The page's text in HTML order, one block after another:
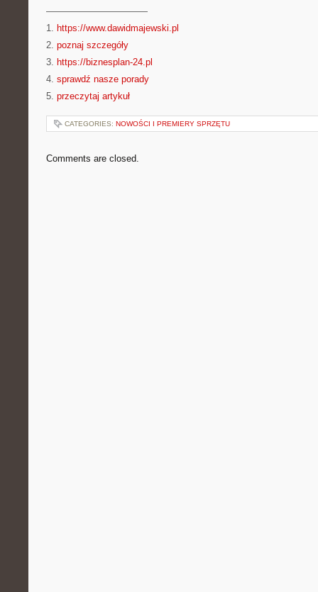
———————————
1. https://www.dawidmajewski.pl
2. poznaj szczegóły
3. https://biznesplan-24.pl
4. sprawdź nasze porady
5. przeczytaj artykuł
CATEGORIES: NOWOŚCI I PREMIERY SPRZĘTU
Comments are closed.